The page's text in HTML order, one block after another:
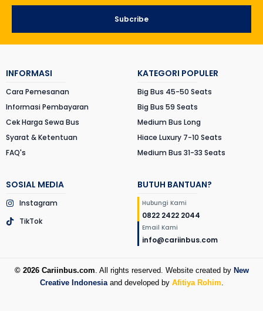
Subcribe
INFORMASI
Cara Pemesanan
Informasi Pembayaran
Cek Harga Sewa Bus
Syarat & Ketentuan
FAQ's
KATEGORI POPULER
Big Bus 45-50 Seats
Big Bus 59 Seats
Medium Bus Long
Hiace Luxury 7-10 Seats
Medium Bus 31-33 Seats
SOSIAL MEDIA
Instagram
TikTok
BUTUH BANTUAN?
Hubungi Kami
0822 2422 2044
Email Kami
info@cariinbus.com
© 2026 Cariinbus.com. All rights reserved. Website created by New
Creative Indonesiaand developed by Afitiya Rohim.